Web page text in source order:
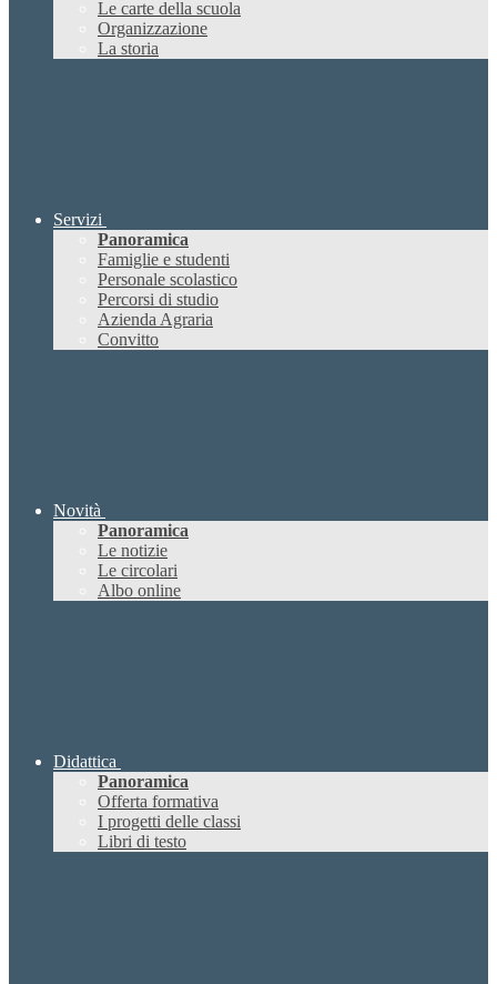
Le carte della scuola
Organizzazione
La storia
Servizi
Panoramica
Famiglie e studenti
Personale scolastico
Percorsi di studio
Azienda Agraria
Convitto
Novità
Panoramica
Le notizie
Le circolari
Albo online
Didattica
Panoramica
Offerta formativa
I progetti delle classi
Libri di testo